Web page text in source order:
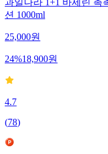
과일나라 1+1 바세린 촉
션 1000ml
25,000원
24%18,900원
4.7
(78)